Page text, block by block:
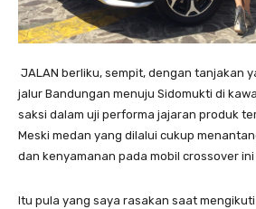
JALAN berliku, sempit, dengan tanjakan
jalur Bandungan menuju Sidomukti di
saksi dalam uji performa jajaran produk
Meski medan yang dilalui cukup
dan kenyamanan pada mobil crossover
Itu pula yang saya rasakan saat mengikuti